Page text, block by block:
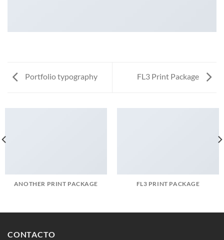
Portfolio typography FL3 Print Package
ANOTHER PRINT PACKAGE FL3 PRINT PACKAGE
CONTACTO